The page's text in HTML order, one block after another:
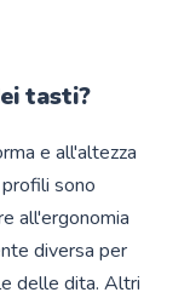
tasti?
e all'altezza
sono
all'ergonomia
diversa per
delle dita. Altri